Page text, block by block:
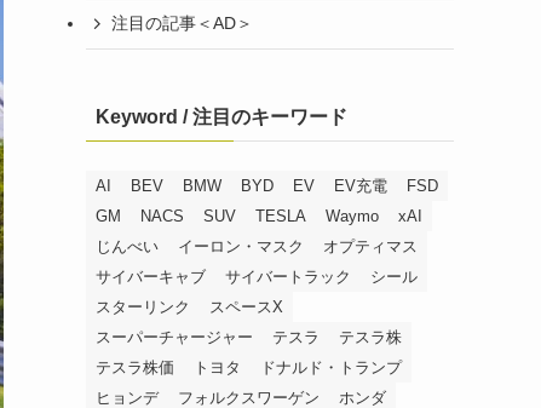
注目の記事＜AD＞
Keyword / 注目のキーワード
AI BEV BMW BYD EV EV充電
FSD
GM
NACS SUV TESLA Waymo
xAI
じんべい
イーロン・マスク
オプティマス
サイバーキャブ
サイバートラック
シール
スターリンク
スペースX
スーパーチャージャー
テスラ
テスラ株
テスラ株価
トヨタ
ドナルド・トランプ
ヒョンデ
フォルクスワーゲン
ホンダ